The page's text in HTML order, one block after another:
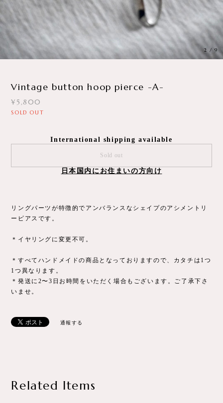
3 /9
Vintage button hoop pierce -A-
¥5,800
SOLD OUT
International shipping available
Sold out
日本国内にお住まいの方向け
リングパーツが特徴的でアンバランスなシェイプのアシメントリ
ーピアスです。
＊イヤリングに変更不可。
＊すべてハンドメイドの商品となっておりますので、カタチは1つ
1つ異なります。
＊発送に2〜3日お時間をいただく場合もございます。ご了承下さ
いませ。
通報する
Related Items